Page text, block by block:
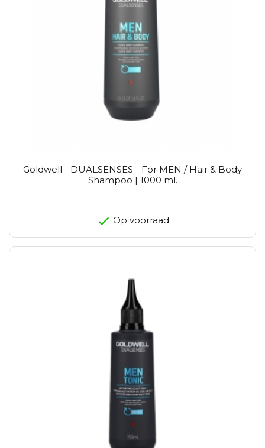
Goldwell - DUALSENSES - For MEN / Hair & Body
Shampoo | 1000 ml.
Op voorraad